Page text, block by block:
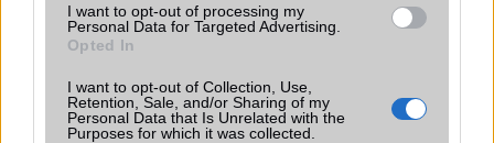
I want to opt-out of processing my
Personal Data for Targeted Advertising.
Opted In
I want to opt-out of Collection, Use,
Retention, Sale, and/or Sharing of my
Personal Data that Is Unrelated with the
Purposes for which it was collected.
Brand Nincs
Limited Edition Nincs